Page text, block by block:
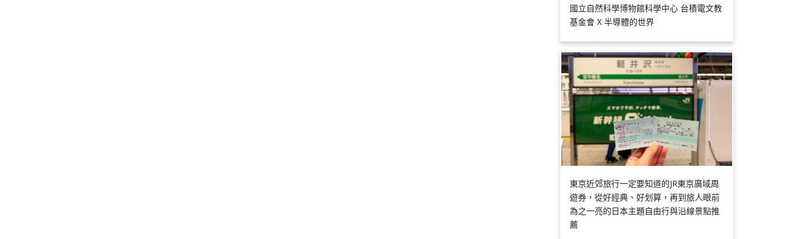
國立自然科學博物館科學中心 台積電文教
基金會 X 半導體的世界
東京近郊旅行一定要知道的JR東京廣域周
遊券，從好經典、好划算，再到旅人眼前
為之一亮的日本主題自由行與沿線景點推
薦